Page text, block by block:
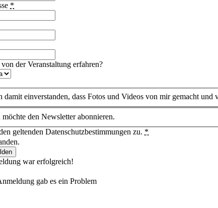
*
der Veranstaltung erfahren?
damit einverstanden, dass Fotos und Videos von mir gemacht und
möchte den Newsletter abonnieren.
geltenden Datenschutzbestimmungen zu. *
war erfolgreich!
gab es ein Problem